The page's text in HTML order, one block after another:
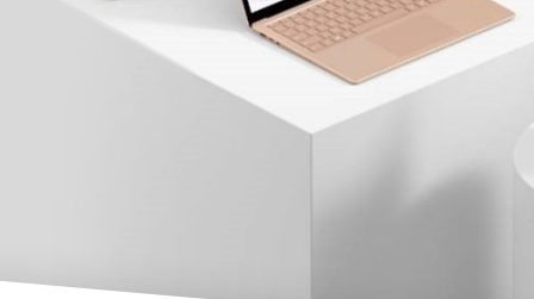
Con Surface avrai a disposizione le
migliori soluzioni Microsoft per la tua